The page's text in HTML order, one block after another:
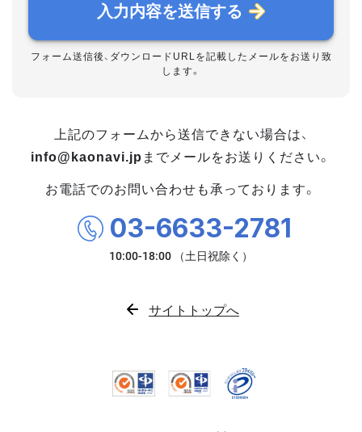
入力内容を送信する
フォーム送信後、ダウンロードURLを記載したメールをお送り致
します。
上記のフォームから送信できない場合は、
info@kaonavi.jp までメールをお送りください。
お電話でのお問い合わせも承っております。
03-6633-2781
サイトトップへ